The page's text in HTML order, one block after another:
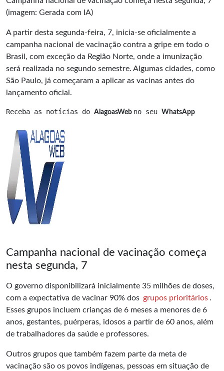
(imagem: Gerada com IA)
A partir desta segunda-feira, 7, inicia-se oficialmente a
campanha nacional de vacinação contra a gripe em todo o
Brasil, com exceção da Região Norte, onde a imunização
será realizada no segundo semestre. Algumas cidades, como
São Paulo, já começaram a aplicar as vacinas antes do
lançamento oficial.
Receba as notícias do AlagoasWeb no seu WhatsApp
Campanha nacional de vacinação começa
nesta segunda, 7
O governo disponibilizará inicialmente 35 milhões de doses,
com a expectativa de vacinar 90% dos grupos prioritários .
Esses grupos incluem crianças de 6 meses a menores de 6
anos, gestantes, puérperas, idosos a partir de 60 anos, além
de trabalhadores da saúde e professores.
Outros grupos que também fazem parte da meta de
vacinação são os povos indígenas, pessoas em situação de